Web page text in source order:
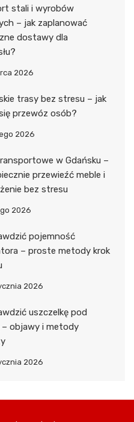
stali i wyrobów
– jak zaplanować
dostawy dla
2026
trasy bez stresu – jak
przewóz osób?
2026
w Gdańsku –
przewieźć meble i
bez stresu
2026
pojemność
– proste metody krok
2026
uszczelkę pod
– objawy i metody
2026